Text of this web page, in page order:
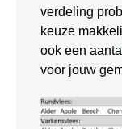
verdeling
keuze
ook een aantal
voor jouw